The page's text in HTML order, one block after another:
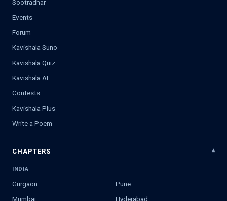
Sootradhar
Events
Forum
Kavishala Suno
Kavishala Quiz
Kavishala AI
Contests
Kavishala Plus
Write a Poem
CHAPTERS
INDIA
Gurgaon
Pune
Mumbai
Hyderabad